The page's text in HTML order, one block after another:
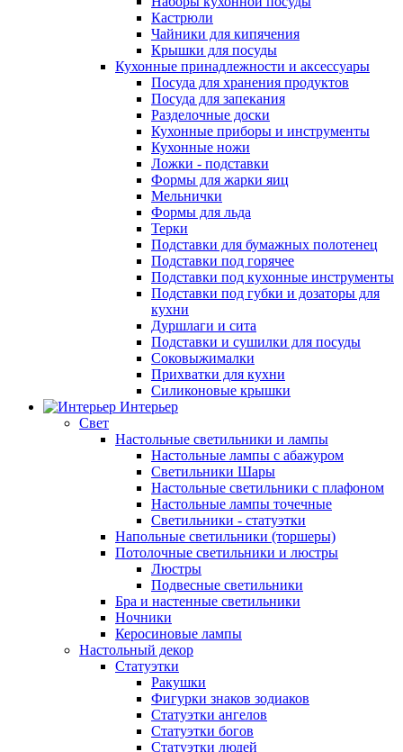
Кастрюли
Чайники для кипячения
Крышки для посуды
Кухонные принадлежности и аксессуары
Посуда для хранения продуктов
Посуда для запекания
Разделочные доски
Кухонные приборы и инструменты
Кухонные ножи
Ложки - подставки
Формы для жарки яиц
Мельнички
Формы для льда
Терки
Подставки для бумажных полотенец
Подставки под горячее
Подставки под кухонные инструменты
Подставки под губки и дозаторы для
кухни
Дуршлаги и сита
Подставки и сушилки для посуды
Соковыжималки
Прихватки для кухни
Силиконовые крышки
Интерьер
Свет
Настольные светильники и лампы
Настольные лампы с абажуром
Светильники Шары
Настольные светильники с плафоном
Настольные лампы точечные
Светильники - статуэтки
Напольные светильники (торшеры)
Потолочные светильники и люстры
Люстры
Подвесные светильники
Бра и настенные светильники
Ночники
Керосиновые лампы
Настольный декор
Статуэтки
Ракушки
Фигурки знаков зодиаков
Статуэтки ангелов
Статуэтки богов
Статуэтки людей